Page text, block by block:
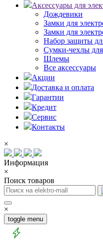
Аксессуары для
Дождевики
Замки для
Замки для
Набор защиты
Сумки-чехлы для
Шлемы
Все аксессуары
Акции
Доставка и оплата
Гарантии
Кредит
Сервис
Контакты
×
Информация
×
Поиск товаров
×
toggle menu